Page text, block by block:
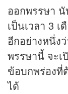
ออกพรรษา
เป็นเวลา 3
อีกอย่างหนึ่ง
พรรษานี้ จะเ
ข้อบกพร่องที่
ได้